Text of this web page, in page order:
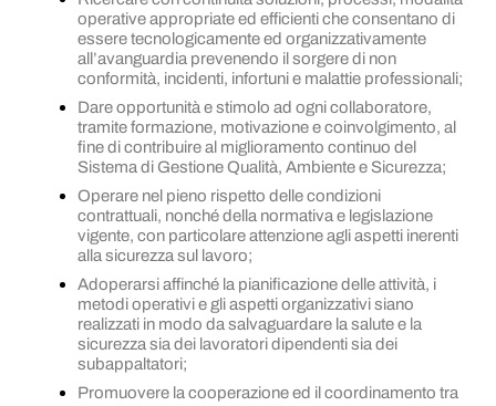
operative appropriate ed efficienti che consentano di
essere tecnologicamente ed organizzativamente
all’avanguardia prevenendo il sorgere di non
conformità, incidenti, infortuni e malattie professionali;
Dare opportunità e stimolo ad ogni collaboratore,
tramite formazione, motivazione e coinvolgimento, al
fine di contribuire al miglioramento continuo del
Sistema di Gestione Qualità, Ambiente e Sicurezza;
Operare nel pieno rispetto delle condizioni
contrattuali, nonché della normativa e legislazione
vigente, con particolare attenzione agli aspetti inerenti
alla sicurezza sul lavoro;
Adoperarsi affinché la pianificazione delle attività, i
metodi operativi e gli aspetti organizzativi siano
realizzati in modo da salvaguardare la salute e la
sicurezza sia dei lavoratori dipendenti sia dei
subappaltatori;
Promuovere la cooperazione ed il coordinamento tra